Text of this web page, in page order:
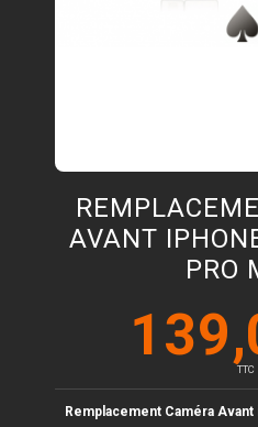
AVANT
PRO
TTC
Remplacement Caméra Avant